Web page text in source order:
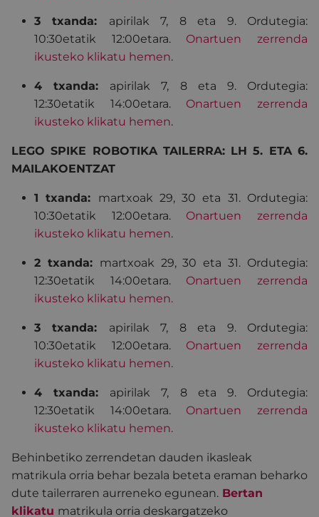
3 txanda: apirilak 7, 8 eta 9. Ordutegia:
10:30etatik 12:00etara. Onartuen zerrenda
ikusteko klikatu hemen.
4 txanda: apirilak 7, 8 eta 9. Ordutegia:
12:30etatik 14:00etara. Onartuen zerrenda
ikusteko klikatu hemen.
LEGO SPIKE ROBOTIKA TAILERRA: LH 5. ETA 6.
MAILAKOENTZAT
1 txanda: martxoak 29, 30 eta 31. Ordutegia:
10:30etatik 12:00etara. Onartuen zerrenda
ikusteko klikatu hemen.
2 txanda: martxoak 29, 30 eta 31. Ordutegia:
12:30etatik 14:00etara. Onartuen zerrenda
ikusteko klikatu hemen.
3 txanda: apirilak 7, 8 eta 9. Ordutegia:
10:30etatik 12:00etara. Onartuen zerrenda
ikusteko klikatu hemen.
4 txanda: apirilak 7, 8 eta 9. Ordutegia:
12:30etatik 14:00etara. Onartuen zerrenda
ikusteko klikatu hemen.
Behinbetiko zerrendetan dauden ikasleak
matrikula orria behar bezala beteta eraman beharko
dute tailerraren aurreneko egunean. Bertan
klikatu matrikula orria deskargatzeko